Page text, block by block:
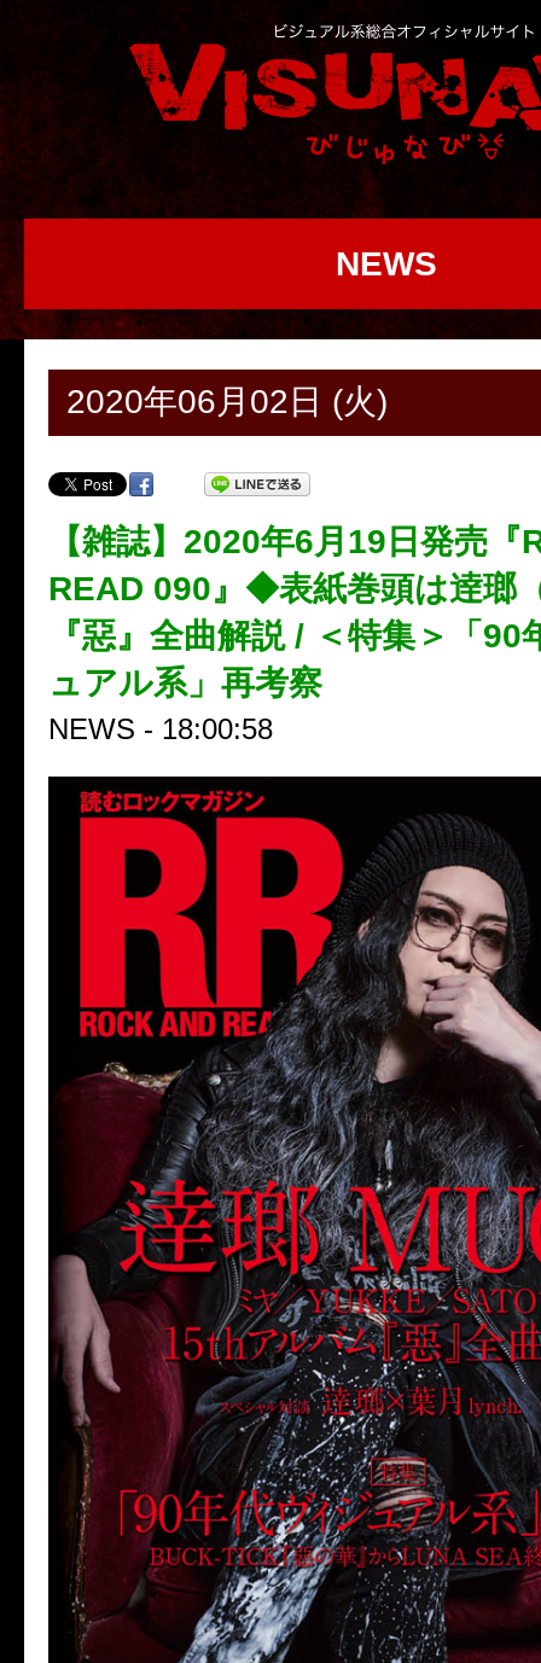
NEWS
2020年06月02日 (火)
【雑誌】2020年6月19日発売『
READ 090』◆表紙巻頭は逹瑯
『惡』全曲解説 / ＜特集＞「90
ュアル系」再考察
NEWS - 18:00:58